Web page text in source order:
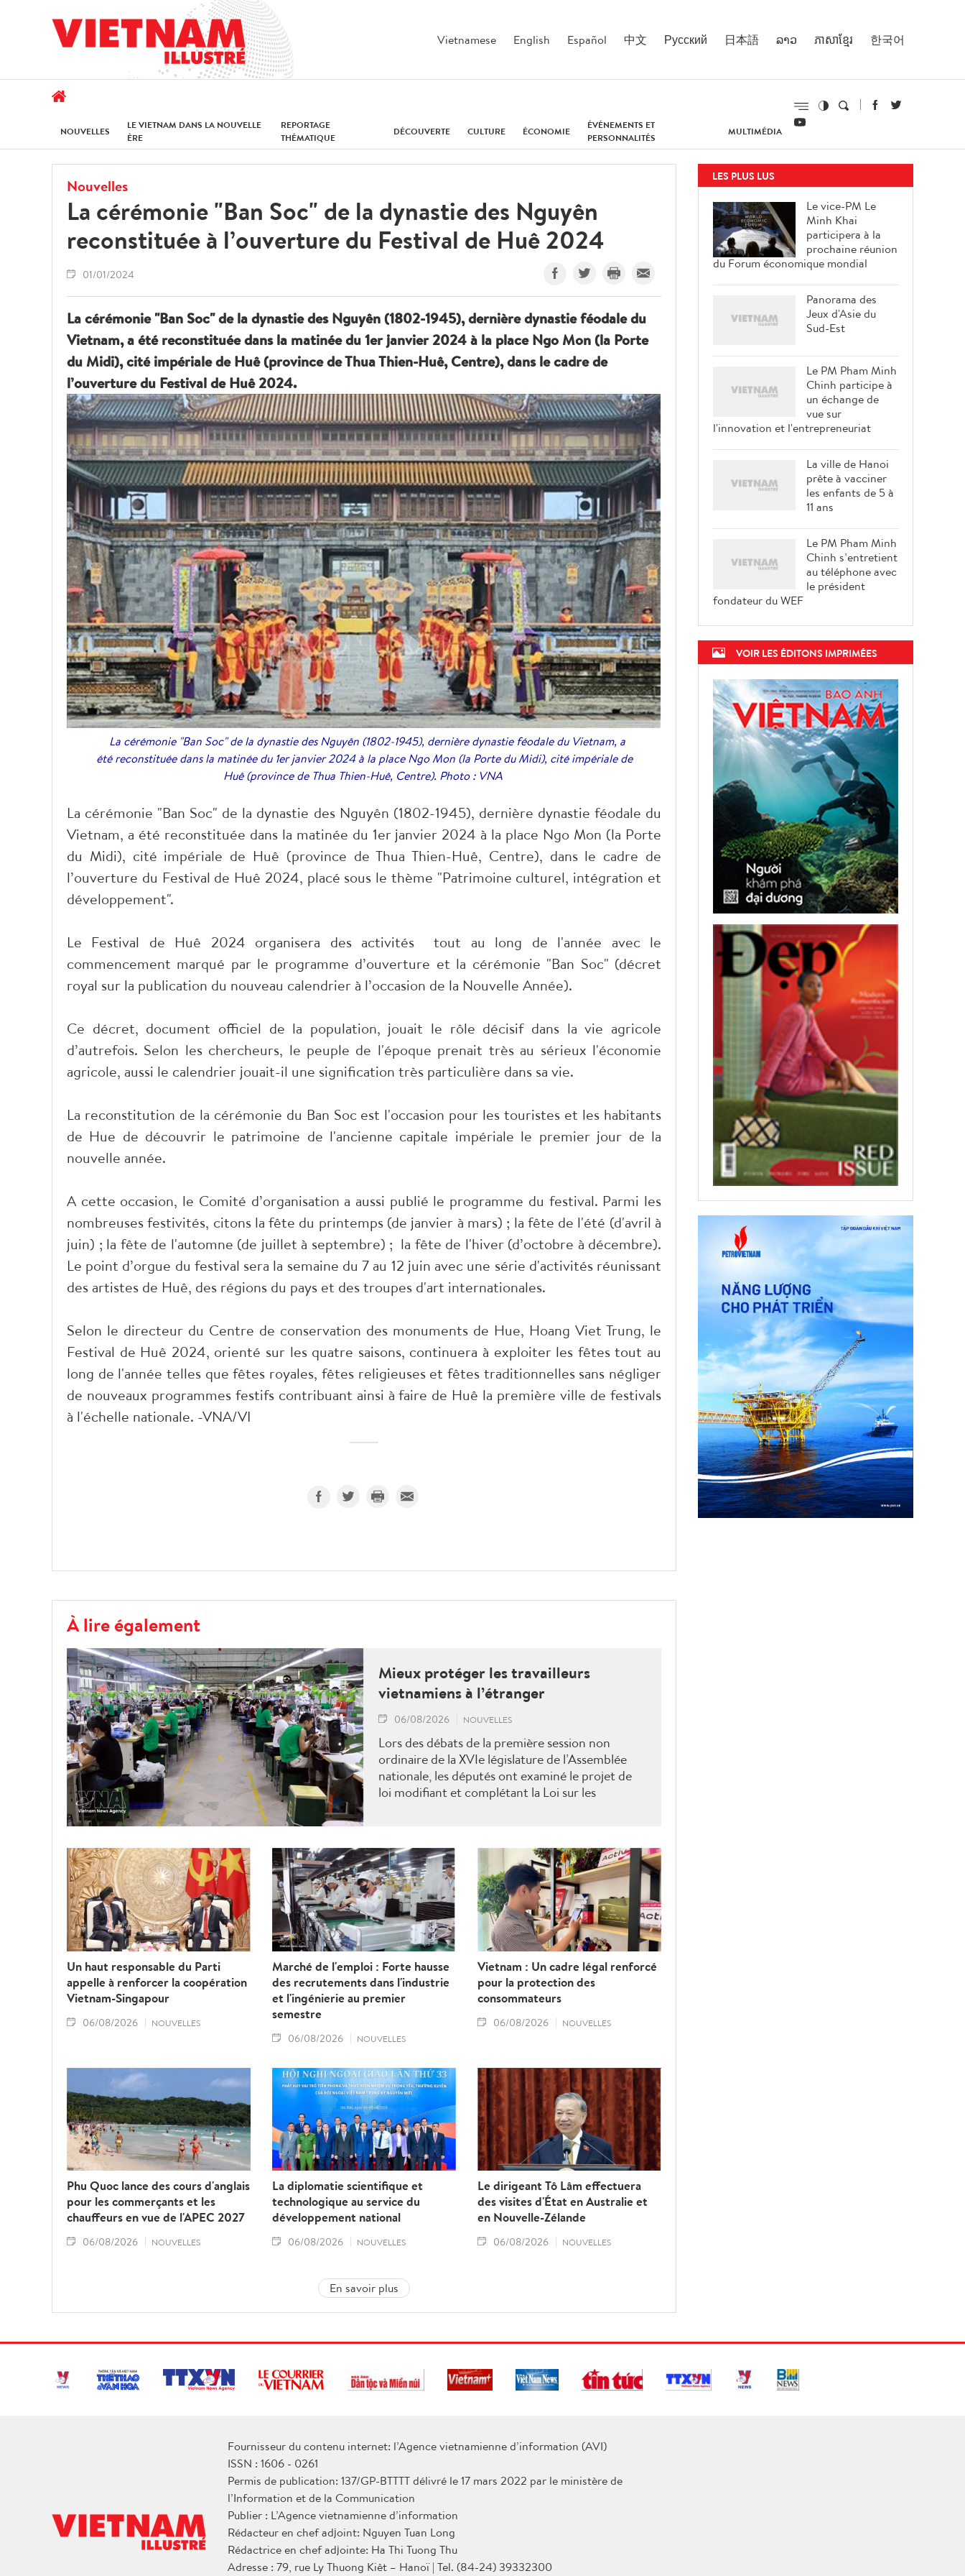
Vietnamese English Español 中文 Русский 日本語 ລາວ ភាសាខ្មែរ 한국어
NOUVELLES
LE VIETNAM DANS LA NOUVELLE
ÈRE
REPORTAGE
THÉMATIQUE
DÉCOUVERTE CULTURE ÉCONOMIE
ÉVÉNEMENTS ET
PERSONNALITÉS
MULTIMÉDIA
Nouvelles
La cérémonie "Ban Soc" de la dynastie des Nguyên
reconstituée à l’ouverture du Festival de Huê 2024
01/01/2024
La cérémonie "Ban Soc" de la dynastie des Nguyên (1802-1945), dernière dynastie féodale du
Vietnam, a été reconstituée dans la matinée du 1er janvier 2024 à la place Ngo Mon (la Porte
du Midi), cité impériale de Huê (province de Thua Thien-Huê, Centre), dans le cadre de
l’ouverture du Festival de Huê 2024.
La cérémonie "Ban Soc" de la dynastie des Nguyên (1802-1945), dernière dynastie féodale du Vietnam, a
été reconstituée dans la matinée du 1er janvier 2024 à la place Ngo Mon (la Porte du Midi), cité impériale de
Huê (province de Thua Thien-Huê, Centre). Photo : VNA
La cérémonie "Ban Soc" de la dynastie des Nguyên (1802-1945), dernière dynastie féodale du
Vietnam, a été reconstituée dans la matinée du 1er janvier 2024 à la place Ngo Mon (la Porte
du Midi), cité impériale de Huê (province de Thua Thien-Huê, Centre), dans le cadre de
l’ouverture du Festival de Huê 2024, placé sous le thème "Patrimoine culturel, intégration et
développement".
Le Festival de Huê 2024 organisera des activités tout au long de l'année avec le
commencement marqué par le programme d’ouverture et la cérémonie "Ban Soc" (décret
royal sur la publication du nouveau calendrier à l’occasion de la Nouvelle Année).
Ce décret, document officiel de la population, jouait le rôle décisif dans la vie agricole
d’autrefois. Selon les chercheurs, le peuple de l'époque prenait très au sérieux l'économie
agricole, aussi le calendrier jouait-il une signification très particulière dans sa vie.
La reconstitution de la cérémonie du Ban Soc est l'occasion pour les touristes et les habitants
de Hue de découvrir le patrimoine de l'ancienne capitale impériale le premier jour de la
nouvelle année.
A cette occasion, le Comité d’organisation a aussi publié le programme du festival. Parmi les
nombreuses festivités, citons la fête du printemps (de janvier à mars) ; la fête de l'été (d'avril à
juin) ; la fête de l'automne (de juillet à septembre) ; la fête de l'hiver (d’octobre à décembre).
Le point d’orgue du festival sera la semaine du 7 au 12 juin avec une série d'activités réunissant
des artistes de Huê, des régions du pays et des troupes d'art internationales.
Selon le directeur du Centre de conservation des monuments de Hue, Hoang Viet Trung, le
Festival de Huê 2024, orienté sur les quatre saisons, continuera à exploiter les fêtes tout au
long de l'année telles que fêtes royales, fêtes religieuses et fêtes traditionnelles sans négliger
de nouveaux programmes festifs contribuant ainsi à faire de Huê la première ville de festivals
à l'échelle nationale. -VNA/VI
À lire également
Mieux protéger les travailleurs
vietnamiens à l’étranger
06/08/2026 NOUVELLES
Lors des débats de la première session non
ordinaire de la XVIe législature de l’Assemblée
nationale, les députés ont examiné le projet de
loi modifiant et complétant la Loi sur les
contre les fraudes et à mieux protéger les droits
et les intérêts légitimes des travailleurs.
Un haut responsable du Parti
appelle à renforcer la coopération
Vietnam-Singapour
06/08/2026 NOUVELLES
Marché de l'emploi : Forte hausse
des recrutements dans l'industrie
et l'ingénierie au premier
semestre
06/08/2026 NOUVELLES
Vietnam : Un cadre légal renforcé
pour la protection des
consommateurs
06/08/2026 NOUVELLES
Phu Quoc lance des cours d'anglais
pour les commerçants et les
chauffeurs en vue de l'APEC 2027
06/08/2026 NOUVELLES
La diplomatie scientifique et
technologique au service du
développement national
06/08/2026 NOUVELLES
Le dirigeant Tô Lâm effectuera
des visites d'État en Australie et
en Nouvelle-Zélande
06/08/2026 NOUVELLES
En savoir plus
LES PLUS LUS
Le vice-PM Le
Minh Khai
participera à la
prochaine réunion
du Forum économique mondial
Panorama des
Jeux d'Asie du
Sud-Est
Le PM Pham Minh
Chinh participe à
un échange de
vue sur
l'innovation et l'entrepreneuriat
La ville de Hanoi
prête à vacciner
les enfants de 5 à
11 ans
Le PM Pham Minh
Chinh s’entretient
au téléphone avec
le président
fondateur du WEF
VOIR LES ÉDITONS IMPRIMÉES
Fournisseur du contenu internet: l’Agence vietnamienne d’information (AVI)
ISSN : 1606 - 0261
Permis de publication: 137/GP-BTTTT délivré le 17 mars 2022 par le ministère de
l’Information et de la Communication
Publier : L’Agence vietnamienne d’information
Rédacteur en chef adjoint: Nguyen Tuan Long
Rédactrice en chef adjointe: Ha Thi Tuong Thu
Adresse : 79, rue Ly Thuong Kiêt – Hanoï | Tel. (84-24) 39332300